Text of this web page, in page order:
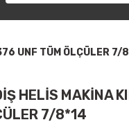
UNF TÜM ÖLÇÜLER 7/
HELİS MAKİNA
7/8*14